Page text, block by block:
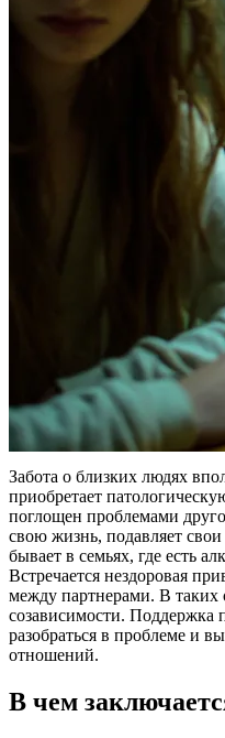
Забота о близких людях
приобретает
поглощен проблемами
свою жизнь, подавляет
бывает в семьях, где есть
Встречается нездоровая
между партнерами. В таких
созависимости. Поддержка
разобраться в проблеме и
отношений.
В чем